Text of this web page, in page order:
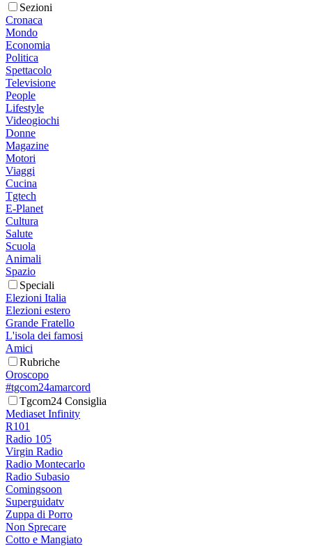
Sezioni
Cronaca
Mondo
Economia
Politica
Spettacolo
Televisione
People
Lifestyle
Videogiochi
Donne
Magazine
Motori
Viaggi
Cucina
Tgtech
E-Planet
Cultura
Salute
Scuola
Animali
Spazio
Speciali
Elezioni Italia
Elezioni estero
Grande Fratello
L'isola dei famosi
Amici
Rubriche
Oroscopo
#tgcom24amarcord
Tgcom24 Consiglia
Mediaset Infinity
R101
Radio 105
Virgin Radio
Radio Montecarlo
Radio Subasio
Comingsoon
Superguidatv
Zuppa di Porro
Non Sprecare
Cotto e Mangiato